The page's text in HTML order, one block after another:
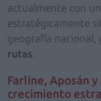
actualmente con
estratégicamente
geografía nacional,
rutas
Farline, Aposán
crecimiento